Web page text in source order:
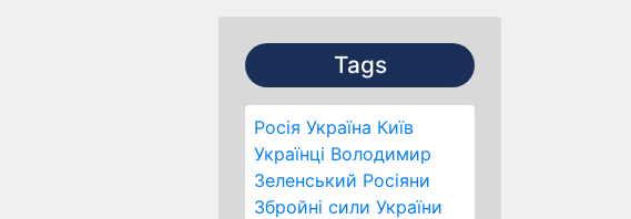
Tags
Росія Україна Київ
Українці Володимир
Зеленський Росіяни
Збройні сили України